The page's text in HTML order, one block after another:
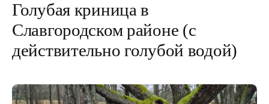
Голубая криница в
Славгородском районе (с
действительно голубой водой)